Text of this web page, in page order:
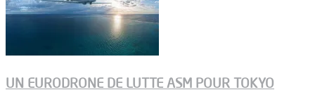
UN EURODRONE DE LUTTE ASM POUR TOKYO